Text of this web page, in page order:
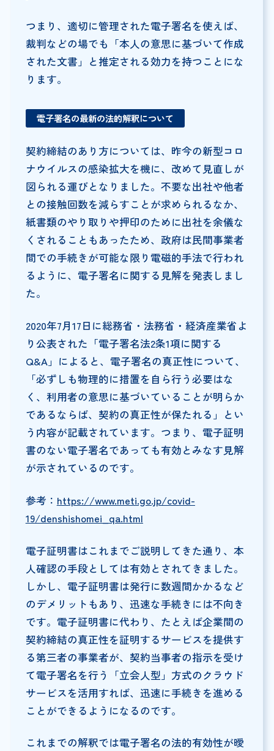
つまり、適切に管理された電子署名を使えば、
裁判などの場でも「本人の意思に基づいて作成
された文書」と推定される効力を持つことにな
ります。
電子署名の最新の法的解釈について
契約締結のあり方については、昨今の新型コロ
ナウイルスの感染拡大を機に、改めて見直しが
図られる運びとなりました。不要な出社や他者
との接触回数を減らすことが求められるなか、
紙書類のやり取りや押印のために出社を余儀な
くされることもあったため、政府は民間事業者
間での手続きが可能な限り電磁的手法で行われ
るように、電子署名に関する見解を発表しまし
た。
2020年7月17日に総務省・法務省・経済産業省よ
り公表された「電子署名法2条1項に関する
Q&A」によると、電子署名の真正性について、
「必ずしも物理的に措置を自ら行う必要はな
く、利用者の意思に基づいていることが明らか
であるならば、契約の真正性が保たれる」とい
う内容が記載されています。つまり、電子証明
書のない電子署名であっても有効とみなす見解
が示されているのです。
参考： https://www.meti.go.jp/covid-
19/denshishomei_qa.html
電子証明書はこれまでご説明してきた通り、本
人確認の手段としては有効とされてきました。
しかし、電子証明書は発行に数週間かかるなど
のデメリットもあり、迅速な手続きには不向き
です。電子証明書に代わり、たとえば企業間の
契約締結の真正性を証明するサービスを提供す
る第三者の事業者が、契約当事者の指示を受け
て電子署名を行う「立会人型」方式のクラウド
サービスを活用すれば、迅速に手続きを進める
ことができるようになるのです。
これまでの解釈では電子署名の法的有効性が曖